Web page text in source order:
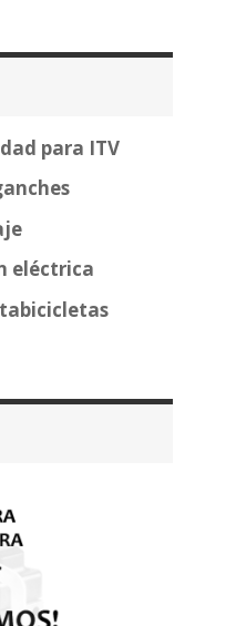
para ITV
eléctrica